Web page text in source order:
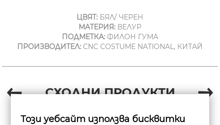
ЦВЯТ: БЯЛ/ ЧЕРЕН
МАТЕРИЯ: ВЕЛУР
ПОДМЕТКА: ФИЛОН ГУМА
ПРОИЗВОДИТЕЛ: CNC COSTUME NATIONAL, КИТАЙ
СХОДНИ ПРОДУКТИ
Този уебсайт използва бисквитки